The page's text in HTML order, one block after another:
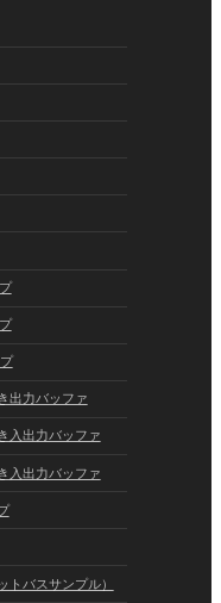
出力バッファ
入出力バッファ
入出力バッファ
バスサンプル）